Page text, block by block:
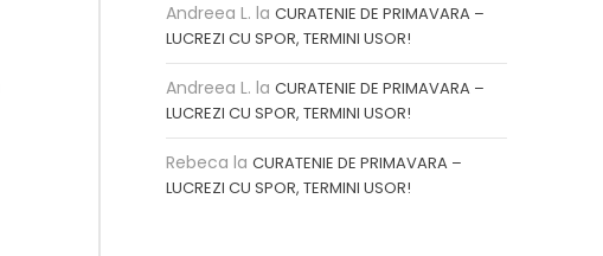
Andreea L. laCURATENIE DE PRIMAVARA –
LUCREZI CU SPOR, TERMINI USOR!
Andreea L. laCURATENIE DE PRIMAVARA –
LUCREZI CU SPOR, TERMINI USOR!
Rebeca laCURATENIE DE PRIMAVARA –
LUCREZI CU SPOR, TERMINI USOR!